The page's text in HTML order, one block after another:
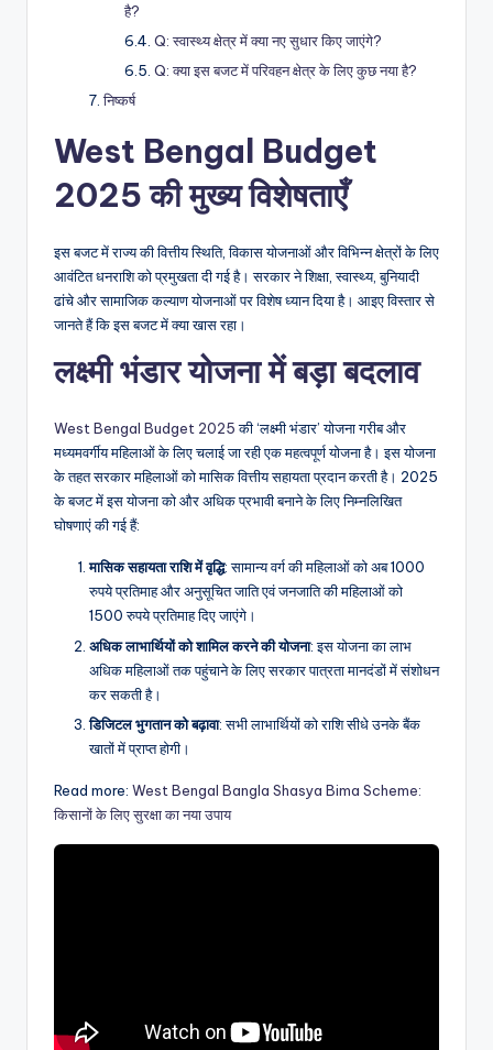
है?
Q: स्वास्थ्य क्षेत्र में क्या नए सुधार किए जाएंगे?
Q: क्या इस बजट में परिवहन क्षेत्र के लिए कुछ नया है?
निष्कर्ष
West Bengal Budget
2025 की मुख्य विशेषताएँ
इस बजट में राज्य की वित्तीय स्थिति, विकास योजनाओं और विभिन्न क्षेत्रों के लिए
आवंटित धनराशि को प्रमुखता दी गई है। सरकार ने शिक्षा, स्वास्थ्य, बुनियादी
ढांचे और सामाजिक कल्याण योजनाओं पर विशेष ध्यान दिया है। आइए विस्तार से
जानते हैं कि इस बजट में क्या खास रहा।
लक्ष्मी भंडार योजना में बड़ा बदलाव
West Bengal Budget 2025की ‘लक्ष्मी भंडार’ योजना गरीब और
मध्यमवर्गीय महिलाओं के लिए चलाई जा रही एक महत्वपूर्ण योजना है। इस योजना
के तहत सरकार महिलाओं को मासिक वित्तीय सहायता प्रदान करती है। 2025
के बजट में इस योजना को और अधिक प्रभावी बनाने के लिए निम्नलिखित
घोषणाएं की गई हैं:
मासिक सहायता राशि में वृद्धि: सामान्य वर्ग की महिलाओं को अब 1000
रुपये प्रतिमाह और अनुसूचित जाति एवं जनजाति की महिलाओं को
1500 रुपये प्रतिमाह दिए जाएंगे।
अधिक लाभार्थियों को शामिल करने की योजना: इस योजना का लाभ
अधिक महिलाओं तक पहुंचाने के लिए सरकार पात्रता मानदंडों में संशोधन
कर सकती है।
डिजिटल भुगतान को बढ़ावा: सभी लाभार्थियों को राशि सीधे उनके बैंक
खातों में प्राप्त होगी।
Read more: West Bengal Bangla Shasya Bima Scheme:
किसानों के लिए सुरक्षा का नया उपाय